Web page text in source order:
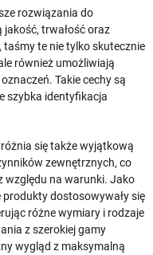
rozwiązania do
jakość, trwałość oraz
te nie tylko skutecznie
również umożliwiają
Takie cechy są
szybka identyfikacja
się także wyjątkową
zewnętrznych, co
względu na warunki. Jako
dostosowywały się
różne wymiary i rodzaje
z szerokiej gamy
wygląd z maksymalną